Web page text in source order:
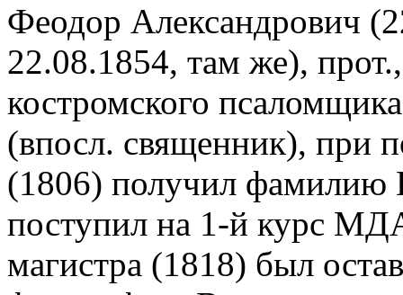
Феодор Александрович
22.08.1854, там же),
костромского
(впосл. священник), при
(1806) получил фамилию
поступил на 1-й курс
магистра (1818) был